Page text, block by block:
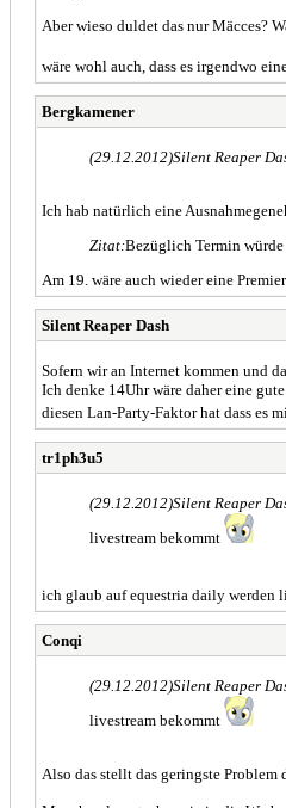
Aber wieso duldet das nur Mäcces?
wäre wohl auch, dass es irgendwo
Bergkamener
(29.12.2012)Silent Reaper
Ich hab natürlich eine
Zitat:Bezüglich Termin
Am 19. wäre auch wieder eine
Silent Reaper Dash
Sofern wir an Internet kommen und
Ich denke 14Uhr wäre daher eine
diesen Lan-Party-Faktor hat dass es
tr1ph3u5
(29.12.2012)Silent Reaper
livestream bekommt
ich glaub auf equestria daily werden
Conqi
(29.12.2012)Silent Reaper
livestream bekommt
Also das stellt das geringste Problem